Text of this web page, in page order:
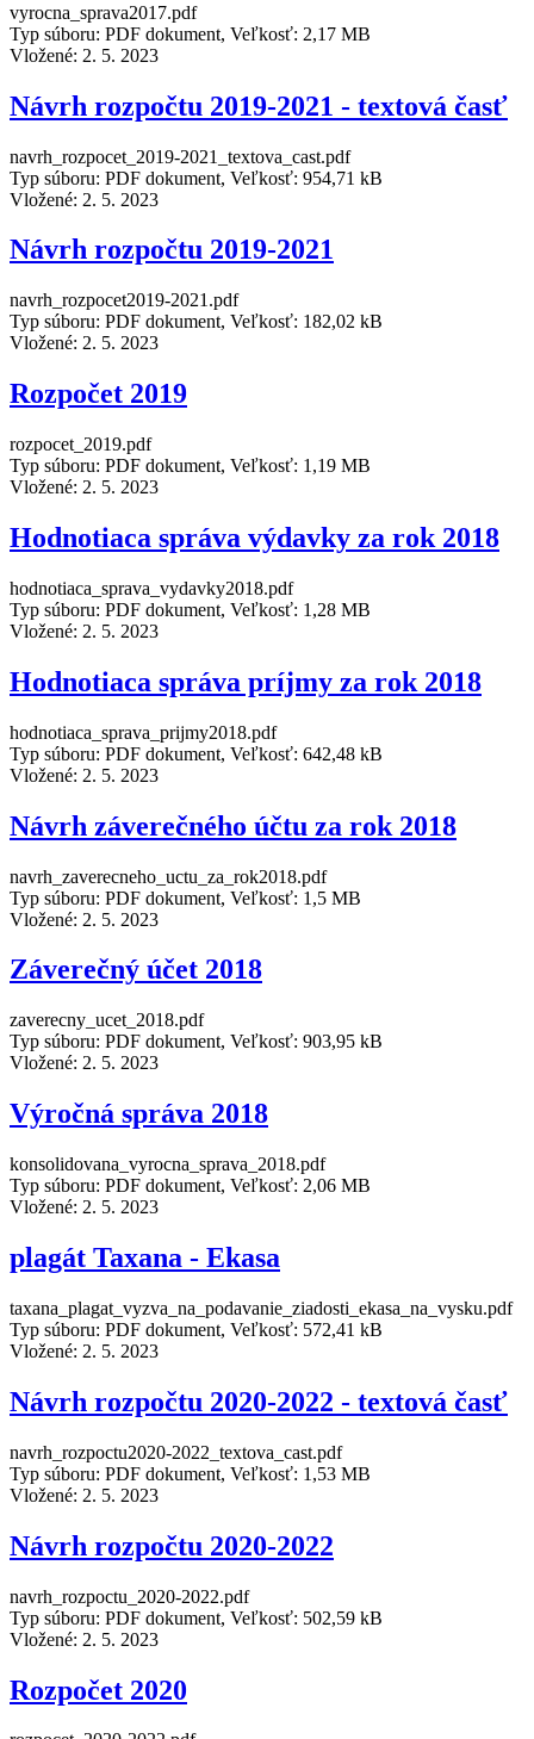
vyrocna_sprava2017.pdf
Typ súboru: PDF dokument, Veľkosť: 2,17 MB
Vložené: 2. 5. 2023
Návrh rozpočtu 2019-2021 - textová časť
navrh_rozpocet_2019-2021_textova_cast.pdf
Typ súboru: PDF dokument, Veľkosť: 954,71 kB
Vložené: 2. 5. 2023
Návrh rozpočtu 2019-2021
navrh_rozpocet2019-2021.pdf
Typ súboru: PDF dokument, Veľkosť: 182,02 kB
Vložené: 2. 5. 2023
Rozpočet 2019
rozpocet_2019.pdf
Typ súboru: PDF dokument, Veľkosť: 1,19 MB
Vložené: 2. 5. 2023
Hodnotiaca správa výdavky za rok 2018
hodnotiaca_sprava_vydavky2018.pdf
Typ súboru: PDF dokument, Veľkosť: 1,28 MB
Vložené: 2. 5. 2023
Hodnotiaca správa príjmy za rok 2018
hodnotiaca_sprava_prijmy2018.pdf
Typ súboru: PDF dokument, Veľkosť: 642,48 kB
Vložené: 2. 5. 2023
Návrh záverečného účtu za rok 2018
navrh_zaverecneho_uctu_za_rok2018.pdf
Typ súboru: PDF dokument, Veľkosť: 1,5 MB
Vložené: 2. 5. 2023
Záverečný účet 2018
zaverecny_ucet_2018.pdf
Typ súboru: PDF dokument, Veľkosť: 903,95 kB
Vložené: 2. 5. 2023
Výročná správa 2018
konsolidovana_vyrocna_sprava_2018.pdf
Typ súboru: PDF dokument, Veľkosť: 2,06 MB
Vložené: 2. 5. 2023
plagát Taxana - Ekasa
taxana_plagat_vyzva_na_podavanie_ziadosti_ekasa_na_vysku.pdf
Typ súboru: PDF dokument, Veľkosť: 572,41 kB
Vložené: 2. 5. 2023
Návrh rozpočtu 2020-2022 - textová časť
navrh_rozpoctu2020-2022_textova_cast.pdf
Typ súboru: PDF dokument, Veľkosť: 1,53 MB
Vložené: 2. 5. 2023
Návrh rozpočtu 2020-2022
navrh_rozpoctu_2020-2022.pdf
Typ súboru: PDF dokument, Veľkosť: 502,59 kB
Vložené: 2. 5. 2023
Rozpočet 2020